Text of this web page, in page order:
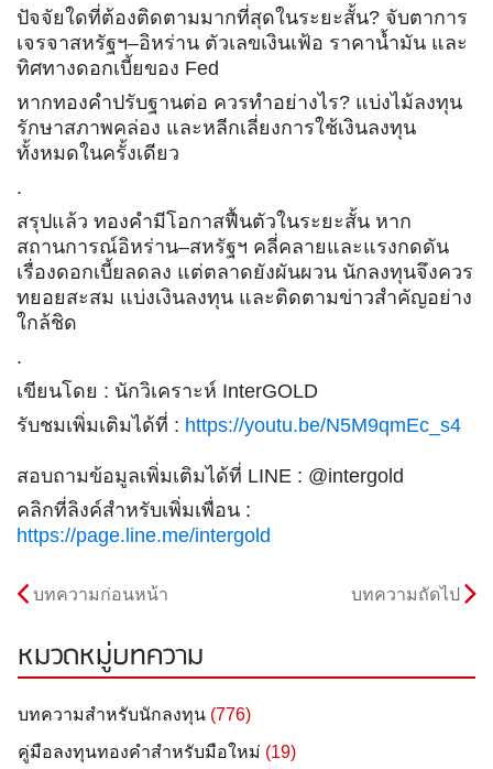
ปัจจัยใดที่ต้องติดตามมากที่สุดในระยะสั้น? จับตาการ
เจรจาสหรัฐฯ–อิหร่าน ตัวเลขเงินเฟ้อ ราคาน้ำมัน และ
ทิศทางดอกเบี้ยของ Fed
หากทองคำปรับฐานต่อ ควรทำอย่างไร? แบ่งไม้ลงทุน
รักษาสภาพคล่อง และหลีกเลี่ยงการใช้เงินลงทุน
ทั้งหมดในครั้งเดียว
.
สรุปแล้ว ทองคำมีโอกาสฟื้นตัวในระยะสั้น หาก
สถานการณ์อิหร่าน–สหรัฐฯ คลี่คลายและแรงกดดัน
เรื่องดอกเบี้ยลดลง แต่ตลาดยังผันผวน นักลงทุนจึงควร
ทยอยสะสม แบ่งเงินลงทุน และติดตามข่าวสำคัญอย่าง
ใกล้ชิด
.
เขียนโดย : นักวิเคราะห์ InterGOLD
รับชมเพิ่มเติมได้ที่ : https://youtu.be/N5M9qmEc_s4
สอบถามข้อมูลเพิ่มเติมได้ที่ LINE : @intergold
คลิกที่ลิงค์สำหรับเพิ่มเพื่อน :
https://page.line.me/intergold
บทความก่อนหน้า บทความถัดไป
หมวดหมู่บทความ
บทความสำหรับนักลงทุน (776)
คู่มือลงทุนทองคำสำหรับมือใหม่ (19)